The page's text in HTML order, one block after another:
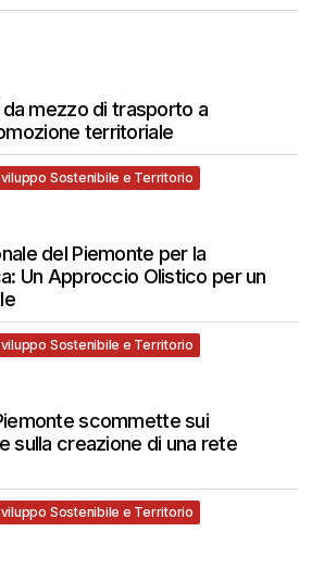
da mezzo di trasporto a
territoriale
Sostenibile e Territorio
del Piemonte per la
Un Approccio Olistico per un
Sostenibile e Territorio
scommette sui
sulla creazione di una rete
Sostenibile e Territorio